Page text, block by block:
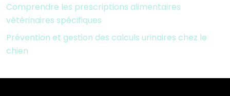
Comprendre les prescriptions alimentaires
vétérinaires spécifiques
Prévention et gestion des calculs urinaires chez le
chien